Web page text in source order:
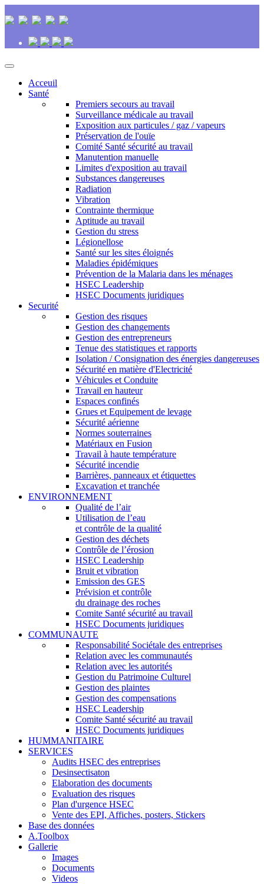
Acceuil
Santé
Premiers secours au travail
Surveillance médicale au travail
Exposition aux particules / gaz / vapeurs
Préservation de l'ouïe
Comité Santé sécurité au travail
Manutention manuelle
Limites d'exposition au travail
Substances dangereuses
Radiation
Vibration
Contrainte thermique
Aptitude au travail
Gestion du stress
Légionellose
Santé sur les sites éloignés
Maladies épidémiques
Prévention de la Malaria dans les ménages
HSEC Leadership
HSEC Documents juridiques
Securité
Gestion des risques
Gestion des changements
Gestion des entrepreneurs
Tenue des statistiques et rapports
Isolation / Consignation des énergies dangereuses
Sécurité en matière d'Electricité
Véhicules et Conduite
Travail en hauteur
Espaces confinés
Grues et Equipement de levage
Sécurité aérienne
Normes souterraines
Matériaux en Fusion
Travail à haute température
Sécurité incendie
Barrières, panneaux et étiquettes
Excavation et tranchée
ENVIRONNEMENT
Qualité de l’air
Utilisation de l’eau
et contrôle de la qualité
Gestion des déchets
Contrôle de l’érosion
HSEC Leadership
Bruit et vibration
Emission des GES
Prévision et contrôle
du drainage des roches
Comite Santé sécurité au travail
HSEC Documents juridiques
COMMUNAUTE
Responsabilité Sociétale des entreprises
Relation avec les communautés
Relation avec les autorités
Gestion du Patrimoine Culturel
Gestion des plaintes
Gestion des compensations
HSEC Leadership
Comite Santé sécurité au travail
HSEC Documents juridiques
HUMMANITAIRE
SERVICES
Audits HSEC des entreprises
Desinsectisaton
Elaboration des documents
Evaluation des risques
Plan d'urgence HSEC
Vente des EPI, Affiches, posters, Stickers
Base des données
A.Toolbox
Gallerie
Images
Documents
Videos